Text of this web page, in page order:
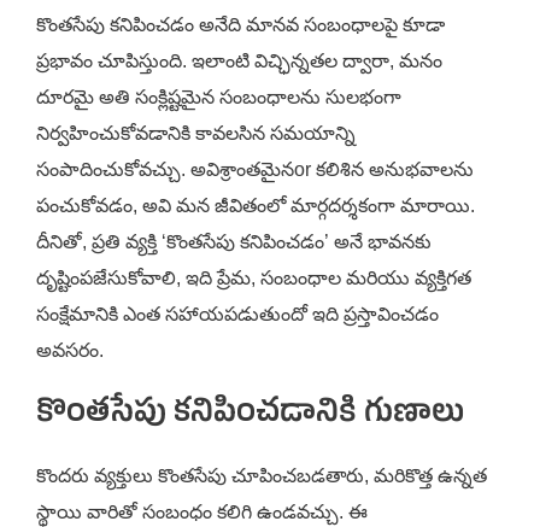
కొంతసేపు కనిపించడం అనేది మానవ సంబంధాలపై కూడా
ప్రభావం చూపిస్తుంది. ఇలాంటి విచ్ఛిన్నతల ద్వారా, మనం
దూరమై అతి సంక్లిష్టమైన సంబంధాలను సులభంగా
నిర్వహించుకోవడానికి కావలసిన సమయాన్ని
సంపాదించుకోవచ్చు. అవిశ్రాంతమైనor కలిశిన అనుభవాలను
పంచుకోవడం, అవి మన జీవితంలో మార్గదర్శకంగా మారాయి.
దీనితో, ప్రతి వ్యక్తి ‘కొంతసేపు కనిపించడం’ అనే భావనకు
దృష్టింపజేసుకోవాలి, ఇది ప్రేమ, సంబంధాల మరియు వ్యక్తిగత
సంక్షేమానికి ఎంత సహాయపడుతుందో ఇది ప్రస్తావించడం
అవసరం.
కొంతసేపు కనిపించడానికి గుణాలు
కొందరు వ్యక్తులు కొంతసేపు చూపించబడతారు, మరికొత్త ఉన్నత
స్థాయి వారితో సంబంధం కలిగి ఉండవచ్చు. ఈ